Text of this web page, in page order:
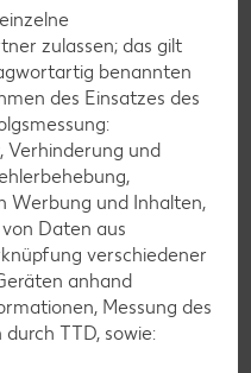
Vorteilen wie den besten
oder
Gewinnspielen.
zulassen; das gilt
benannten
des Einsatzes des
Verhinderung und
Werbung und Inhalten,
Daten aus
verschiedener
anhand
Messung des
TTD, sowie: